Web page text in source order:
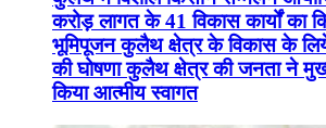
करोड़ लागत के 41 विकास कार्यों का
भूमिपूजन कुलैथ क्षेत्र के विकास के लिये
की घोषणा कुलैथ क्षेत्र की जनता ने
किया आत्मीय स्वागत